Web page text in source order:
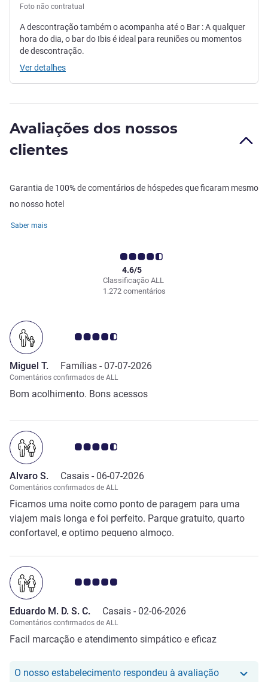
Foto não contratual
A descontração também o acompanha até o Bar : A qualquer
hora do dia, o bar do Ibis é ideal para reuniões ou momentos
de descontração.
Ver detalhes
Avaliações dos nossos
clientes
Garantia de 100% de comentários de hóspedes que ficaram mesmo
no nosso hotel
Saber mais
Classificação ALL
4.6/5
1.272 comentários
Nota clientes Avis 4.5/5
Miguel T. Famílias - 07-07-2026
Comentários confirmados de ALL
Bom acolhimento. Bons acessos
Nota clientes Avis 4.5/5
Alvaro S. Casais - 06-07-2026
Comentários confirmados de ALL
Ficamos uma noite como ponto de paragem para uma
viajem mais longa e foi perfeito. Parque gratuito, quarto
confortavel, e optimo pequeno almoço.
Nota clientes Avis 5.0/5
Eduardo M. D. S. C. Casais - 02-06-2026
Comentários confirmados de ALL
Facil marcação e atendimento simpático e eficaz
O nosso estabelecimento respondeu à avaliaçãoO nosso